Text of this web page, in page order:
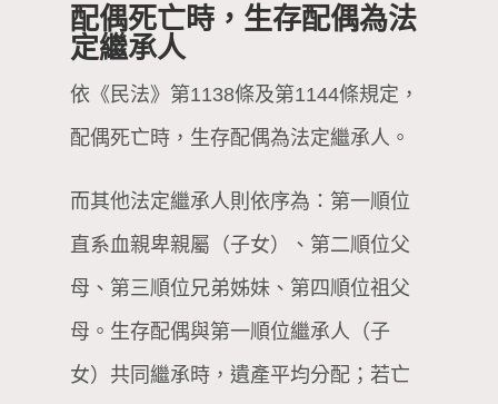
配偶死亡時，生存配偶為法
定繼承人
依《民法》第1138條及第1144條規定，
配偶死亡時，生存配偶為法定繼承人。
而其他法定繼承人則依序為：第一順位
直系血親卑親屬（子女）、第二順位父
母、第三順位兄弟姊妹、第四順位祖父
母。生存配偶與第一順位繼承人（子
女）共同繼承時，遺產平均分配；若亡